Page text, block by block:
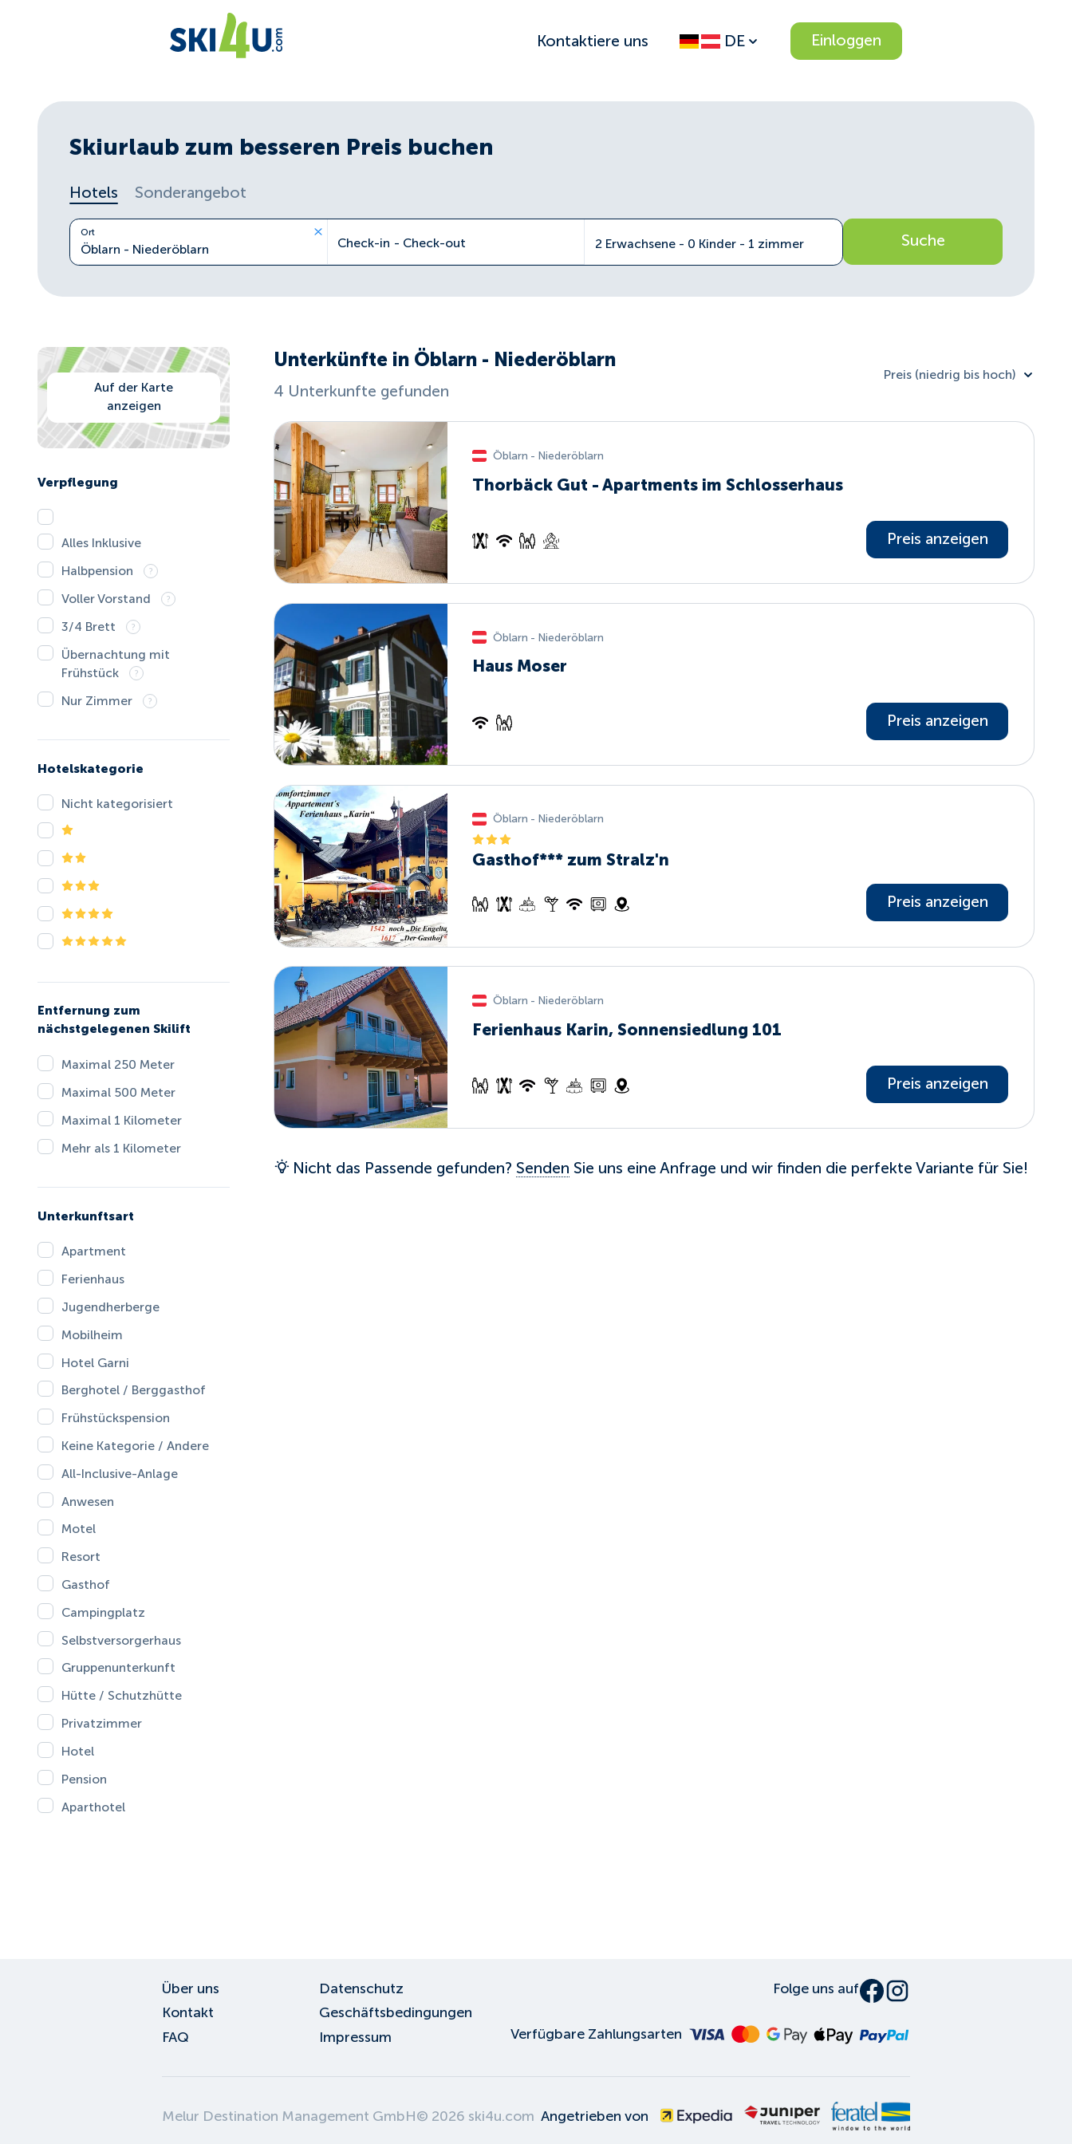
Kontaktiere uns DE Einloggen
Skiurlaub zum besseren Preis buchen
Hotels Sonderangebot
Ort
Check-in - Check-out 2 Erwachsene - 0 Kinder - 1 zimmer Suche
Auf der Karte
anzeigen
Verpflegung
Alles Inklusive
Halbpension
Voller Vorstand
3/4 Brett
Übernachtung mit
Frühstück
Nur Zimmer
Hotelskategorie
Nicht kategorisiert
Entfernung zum
nächstgelegenen Skilift
Maximal 250 Meter
Maximal 500 Meter
Maximal 1 Kilometer
Mehr als 1 Kilometer
Unterkunftsart
Apartment
Ferienhaus
Jugendherberge
Mobilheim
Hotel Garni
Berghotel / Berggasthof
Frühstückspension
Keine Kategorie / Andere
All-Inclusive-Anlage
Anwesen
Motel
Resort
Gasthof
Campingplatz
Selbstversorgerhaus
Gruppenunterkunft
Hütte / Schutzhütte
Privatzimmer
Hotel
Pension
Aparthotel
Unterkünfte in Öblarn - Niederöblarn
4 Unterkunfte gefunden
Preis (niedrig bis hoch)
Öblarn - Niederöblarn
Thorbäck Gut - Apartments im Schlosserhaus
Preis anzeigen
Öblarn - Niederöblarn
Haus Moser
Preis anzeigen
Öblarn - Niederöblarn
Gasthof*** zum Stralz'n
Preis anzeigen
Öblarn - Niederöblarn
Ferienhaus Karin, Sonnensiedlung 101
Preis anzeigen
Nicht das Passende gefunden? Senden Sie uns eine Anfrage und wir finden die perfekte Variante für Sie!
Über uns
Kontakt
FAQ
Datenschutz
Geschäftsbedingungen
Impressum
Folge uns auf
Verfügbare Zahlungsarten
Melur Destination Management GmbH© 2026 ski4u.com Angetrieben von